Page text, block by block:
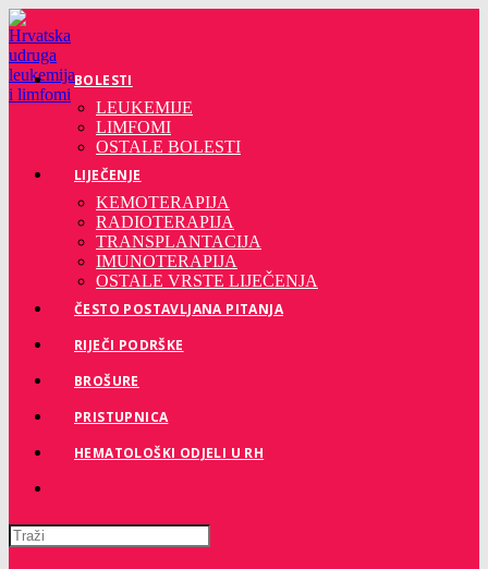
Preskoči
na
sadržaj
BOLESTI
LEUKEMIJE
LIMFOMI
OSTALE BOLESTI
LIJEČENJE
KEMOTERAPIJA
RADIOTERAPIJA
TRANSPLANTACIJA
IMUNOTERAPIJA
OSTALE VRSTE LIJEČENJA
ČESTO POSTAVLJANA PITANJA
RIJEČI PODRŠKE
BROŠURE
PRISTUPNICA
HEMATOLOŠKI ODJELI U RH
Pretražite
ovu